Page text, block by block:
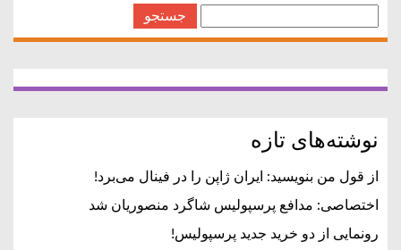
نوشته‌های تازه
از قول من بنویسید: ایران ژاپن را در فینال می‌برد!
اختصاصی: مدافع پرسپولیس شاگرد منصوریان شد
رونمایی از دو خرید جدید پرسپولیس!